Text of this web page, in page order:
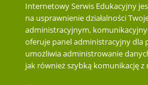
Internetowy Serwis Edukacyjny
na usprawnienie działalności
administracyjnym,
oferuje panel administracyjny dla
umożliwia administrowanie
jak również szybką komunikację z